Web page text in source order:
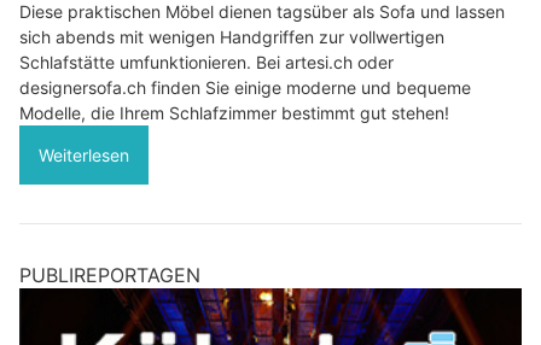
Diese praktischen Möbel dienen tagsüber als Sofa und lassen
sich abends mit wenigen Handgriffen zur vollwertigen
Schlafstätte umfunktionieren. Bei artesi.ch oder
designersofa.ch finden Sie einige moderne und bequeme
Modelle, die Ihrem Schlafzimmer bestimmt gut stehen!
Weiterlesen
PUBLIREPORTAGEN